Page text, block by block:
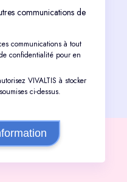
communications de
communications à tout
confidentialité pour en
VIVALTIS à stocker
ci-dessus.